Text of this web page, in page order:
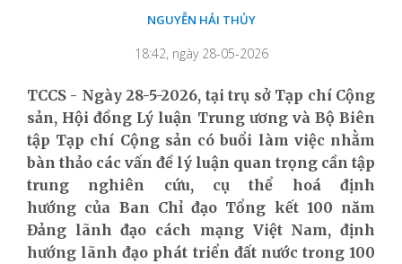
NGUYỄN HẢI THỦY
18:42, ngày 28-05-2026
TCCS - Ngày 28-5-2026, tại trụ sở Tạp chí Cộng
sản, Hội đồng Lý luận Trung ương và Bộ Biên
tập Tạp chí Cộng sản có buổi làm việc nhằm
bàn thảo các vấn đề lý luận quan trọng cần tập
trung nghiên cứu, cụ thể hoá định
hướng của Ban Chỉ đạo Tổng kết 100 năm
Đảng lãnh đạo cách mạng Việt Nam, định
hướng lãnh đạo phát triển đất nước trong 100